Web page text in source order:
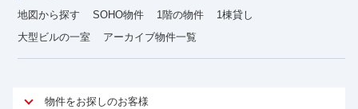
地図から探す
SOHO物件 1階の物件
1棟貸し
大型ビルの一室
アーカイブ物件一覧
物件をお探しのお客様